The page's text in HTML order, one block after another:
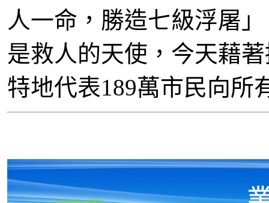
人一命，勝造七級浮屠
是救人的天使，今天藉
特地代表189萬市民向所